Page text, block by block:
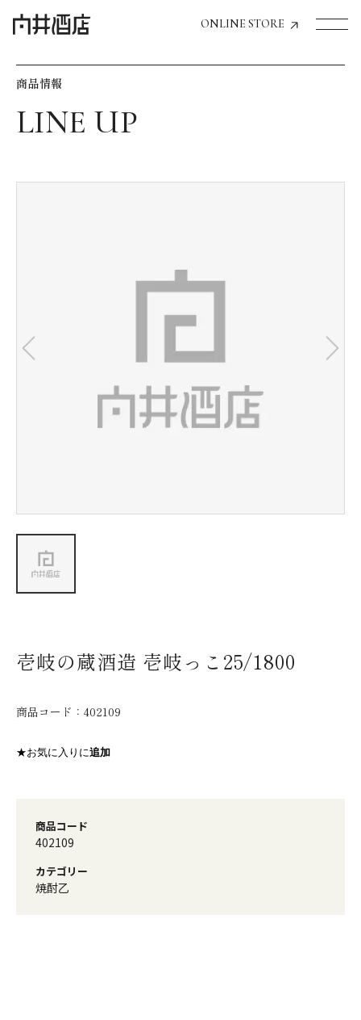
ONLINE STORE
飲食店経営のお客様
お気に入り機能の活用方法
会社情報
商品情報
壱岐の蔵酒造 壱岐っこ25/1800
商品コード： 402109
★お気に入りに追加
商品コード
402109
カテゴリー
焼酎乙